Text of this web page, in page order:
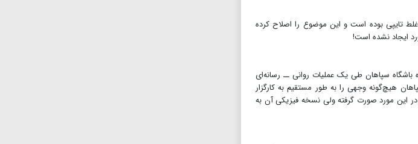
جدیدش) غلط تایپی بوده است و این موضوع را اصلاح کرده
ایجاد نشده است!
باشگاه سپاهان طی یک عملیات روانی ــ رسانه‌ای
هیچ‌گونه وجهی را به طور مستقیم به کارگزار
در این مورد صورت گرفته ولی نسخه فیزیکی آن به